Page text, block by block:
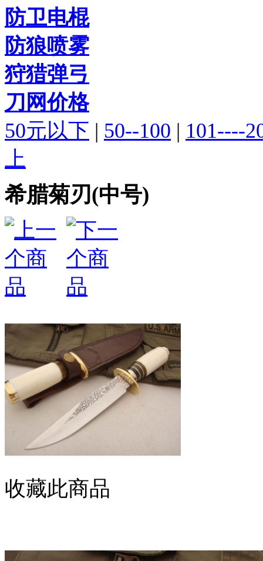
防卫电棍
防狼喷雾
狩猎弹弓
刀网价格
50元以下 | 50--100 | 101----
上
希腊菊刃(中号)
收藏此商品